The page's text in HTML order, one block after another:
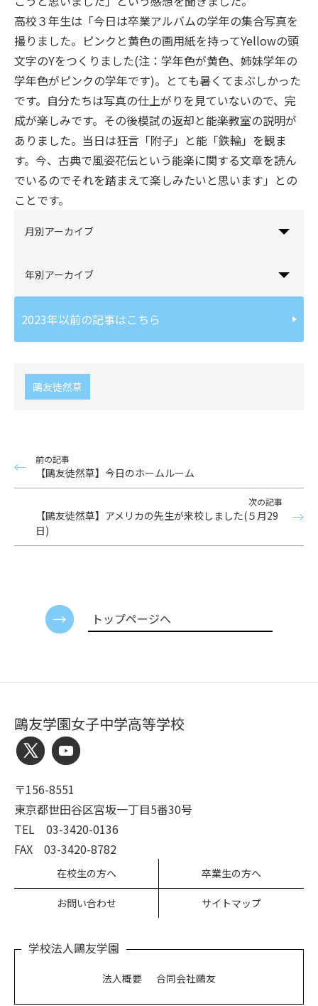
高校３年生は「今日は卒業アルバムの学年の集合写真を
撮りました。ピンクと黄色の画用紙を持ってYellowの頭
文字のYをつくりました(注：学年色が黄色、姉妹学年の
学年色がピンクの学年です)。とても暑くてまぶしかった
です。自分たちは写真の仕上がりを見ていないので、完
成が楽しみです。その後模試の返却と能楽教室の説明が
ありました。当日は狂言「附子」と能「鉄輪」を観ま
す。今、古典で風姿花伝という能楽に関する文章を読ん
でいるのでそれを踏まえて楽しみたいと思います」との
ことです。
月別アーカイブ
年別アーカイブ
2023年以前の記事はこちら
鷗友徒然草
前の記事
【鷗友徒然草】今日のホームルーム
次の記事
【鷗友徒然草】アメリカの先生が来校しました(５月29
日)
トップページへ
鷗友学園女子中学高等学校
〒156-8551
東京都世田谷区宮坂一丁目5番30号
TEL 03-3420-0136
FAX 03-3420-8782
在校生の方へ 卒業生の方へ
お問い合わせ サイトマップ
学校法人鷗友学園
法人概要 合同会社鷗友